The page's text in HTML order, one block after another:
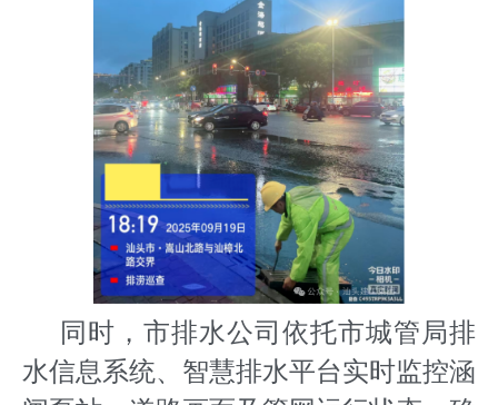
同时，市排水公司依托市城管局排
水信息系统、智慧排水平台实时监控涵